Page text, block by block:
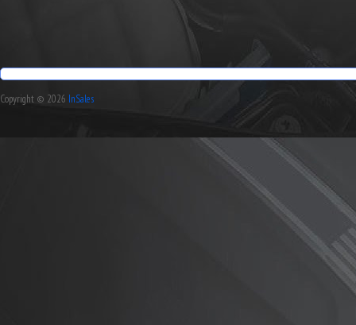
Copyright © 2026 InSales